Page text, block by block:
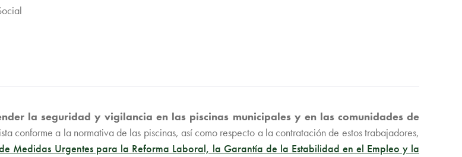
la seguridad y vigilancia en las piscinas municipales y en las comunidades de
conforme a la normativa de las piscinas, así como respecto a la contratación de estos trabajadores,
Medidas Urgentes para la Reforma Laboral, la Garantía de la Estabilidad en el Empleo y la